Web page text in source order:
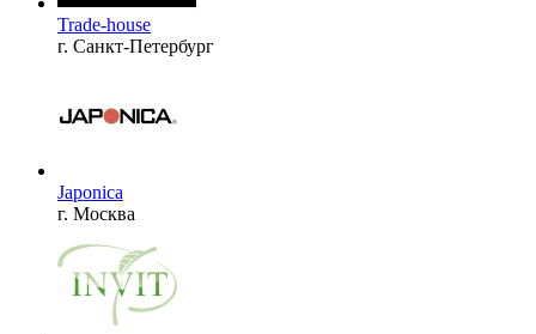
Trade-house
г. Санкт-Петербург
Japonica
г. Москва